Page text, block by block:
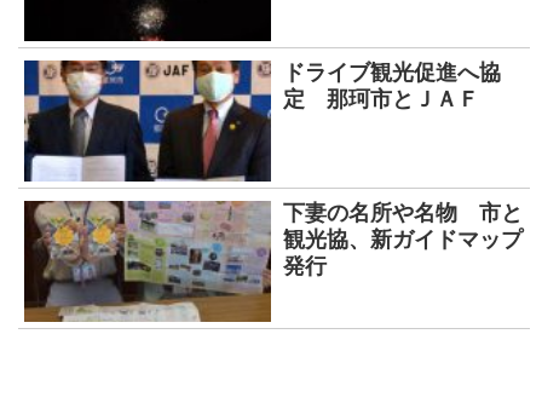
ドライブ観光促進へ協
定 那珂市とＪＡＦ
下妻の名所や名物 市と
観光協、新ガイドマップ
発行